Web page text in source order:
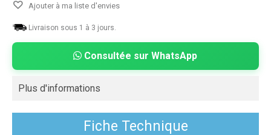
Ajouter à ma liste d'envies
Livraison sous 1 à 3 jours.
Consultée sur WhatsApp
Plus d'informations
Fiche Technique